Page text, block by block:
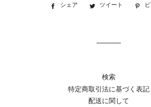
シェア
Facebookツイート
Twitter
検索
特定商取引法に基づく表記
配送に関して